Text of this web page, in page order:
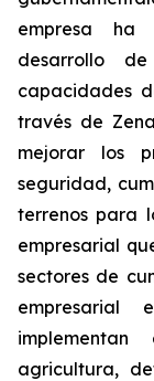
empresa ha
desarrollo
capacidades
través de
mejorar los
seguridad,
terrenos para
empresarial
sectores de
agricultura,